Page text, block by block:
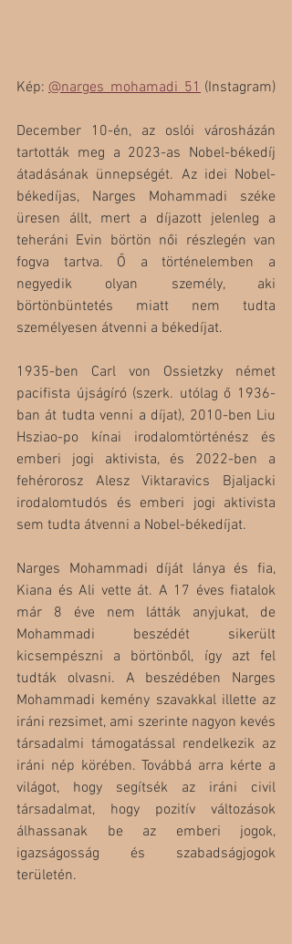
Kép: @narges_mohamadi_51 (Instagram)
December 10-én, az oslói városházán
tartották meg a 2023-as Nobel-békedíj
átadásának ünnepségét. Az idei Nobel-
békedíjas, Narges Mohammadi széke
üresen állt, mert a díjazott jelenleg a
teheráni Evin börtön női részlegén van
fogva tartva. Ő a történelemben a
negyedik olyan személy, aki
börtönbüntetés miatt nem tudta
személyesen átvenni a békedíjat.
1935-ben Carl von Ossietzky német
pacifista újságíró (szerk. utólag ő 1936-
ban át tudta venni a díjat), 2010-ben Liu
Hsziao-po kínai irodalomtörténész és
emberi jogi aktivista, és 2022-ben a
fehérorosz Alesz Viktaravics Bjaljacki
irodalomtudós és emberi jogi aktivista
sem tudta átvenni a Nobel-békedíjat.
Narges Mohammadi díját lánya és fia,
Kiana és Ali vette át. A 17 éves fiatalok
már 8 éve nem látták anyjukat, de
Mohammadi beszédét sikerült
kicsempészni a börtönből, így azt fel
tudták olvasni. A beszédében Narges
Mohammadi kemény szavakkal illette az
iráni rezsimet, ami szerinte nagyon kevés
társadalmi támogatással rendelkezik az
iráni nép körében. Továbbá arra kérte a
világot, hogy segítsék az iráni civil
társadalmat, hogy pozitív változások
álhassanak be az emberi jogok,
igazságosság és szabadságjogok
területén.